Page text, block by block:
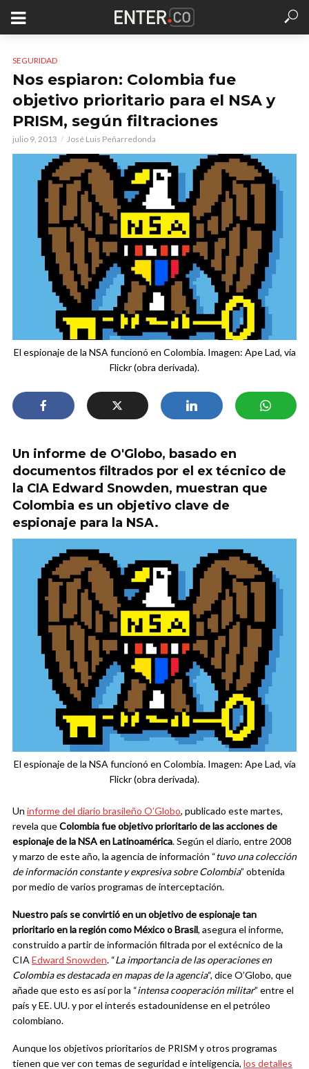
SEGURIDAD
Nos espiaron: Colombia fue
objetivo prioritario para el NSA y
PRISM, según filtraciones
julio 9, 2013 José Luis Peñarredonda
El espionaje de la NSA funcionó en Colombia. Imagen: Ape Lad, vía
Flickr (obra derivada).
Un informe de O'Globo, basado en
documentos filtrados por el ex técnico de
la CIA Edward Snowden, muestran que
Colombia es un objetivo clave de
espionaje para la NSA.
El espionaje de la NSA funcionó en Colombia. Imagen: Ape Lad, vía
Flickr (obra derivada).
Un informe del diario brasileño O’Globo, publicado este martes,
revela queColombia fue objetivo prioritario de las acciones de
espionaje de la NSA en Latinoamérica. Según el diario, entre 2008
y marzo de este año, la agencia de información “tuvo una colección
de información constante y expresiva sobre Colombia” obtenida
por medio de varios programas de interceptación.
Nuestro país se convirtió en un objetivo de espionaje tan
prioritario en la región como México o Brasil, asegura el informe,
construido a partir de información filtrada por el extécnico de la
CIA Edward Snowden. “La importancia de las operaciones en
Colombia es destacada en mapas de la agencia“, dice O’Globo, que
añade que esto es así por la “intensa cooperación militar” entre el
país y EE. UU. y por el interés estadounidense en el petróleo
colombiano.
Aunque los objetivos prioritarios de PRISM y otros programas
tienen que ver con temas de seguridad e inteligencia, los detalles